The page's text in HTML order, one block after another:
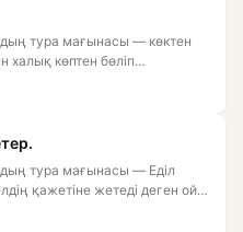
тура мағынасы — көктен
халық көптен бөліп
тура мағынасы — Еділ
қажетіне жетеді деген ой.